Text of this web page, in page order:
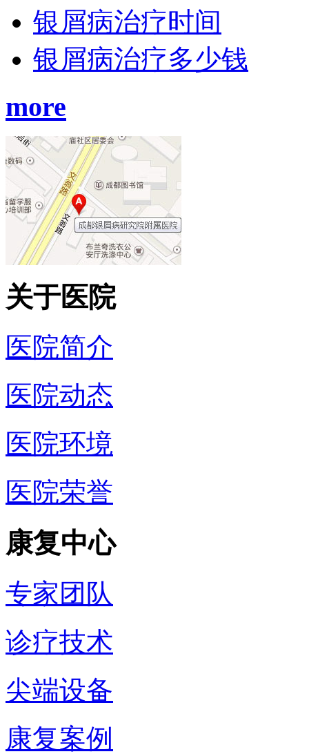
银屑病治疗时间
银屑病治疗多少钱
more
关于医院
医院简介
医院动态
医院环境
医院荣誉
康复中心
专家团队
诊疗技术
尖端设备
康复案例